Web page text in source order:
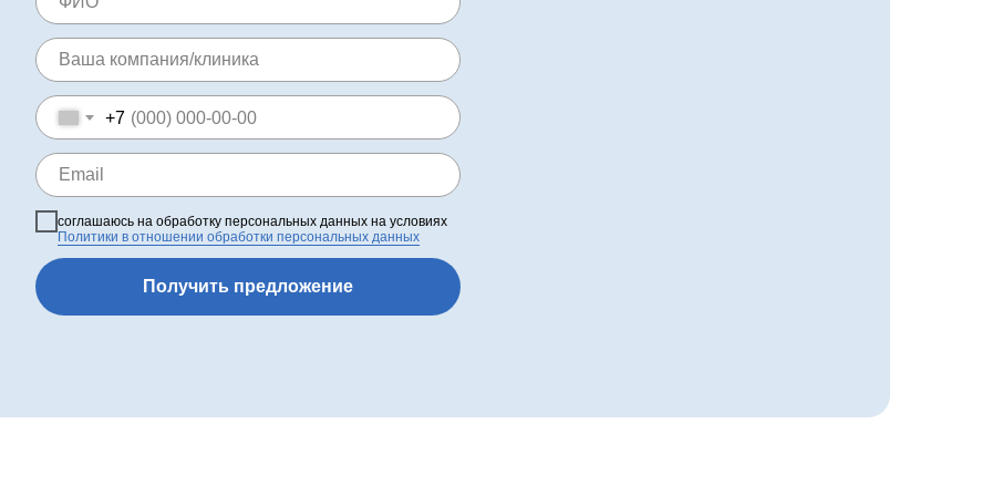
+7
соглашаюсь на обработку персональных данных на условиях
Политики в отношении обработки персональных данных
Получить предложение